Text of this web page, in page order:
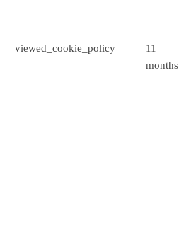
viewed_cookie_policy
11
months